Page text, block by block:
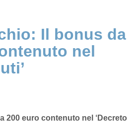
Il bonus da
nel
200 euro contenuto nel ‘Decreto